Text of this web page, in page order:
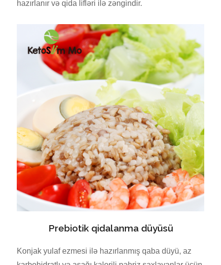
hazırlanır və qida lifləri ilə zəngindir.
Prebiotik qidalanma düyüsü
Konjak yulaf ezmesi ilə hazırlanmış qaba düyü, az